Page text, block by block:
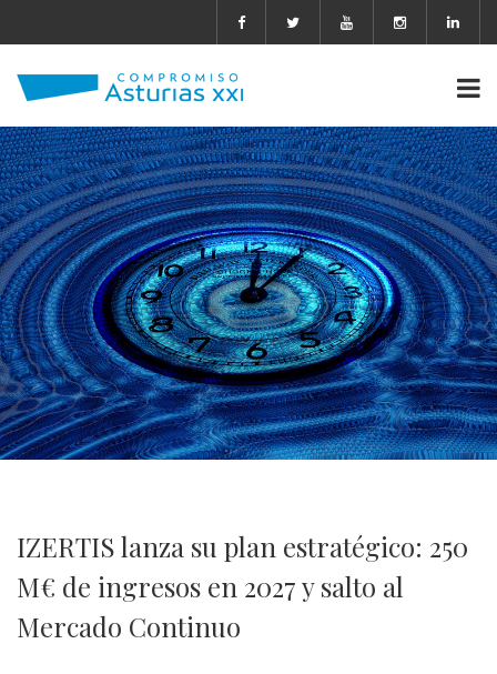
IZERTIS lanza su plan estratégico: 250
M€ de ingresos en 2027 y salto al
Mercado Continuo